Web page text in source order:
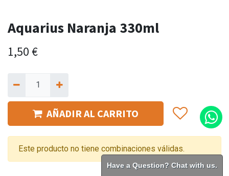
Aquarius Naranja 330ml
1,50 €
AÑADIR AL CARRITO
Este producto no tiene combinaciones válidas.
Have a Question? Chat with us.